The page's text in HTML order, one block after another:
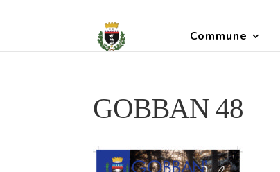
Commune
GOBBAN 48